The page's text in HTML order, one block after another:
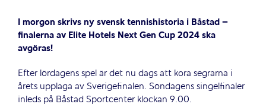
I morgon skrivs ny svensk tennishistoria i Båstad –
finalerna av Elite Hotels Next Gen Cup 2024 ska
avgöras!
Efter lördagens spel är det nu dags att kora segrarna i
årets upplaga av Sverigefinalen. Söndagens singelfinaler
inleds på Båstad Sportcenter klockan 9.00.